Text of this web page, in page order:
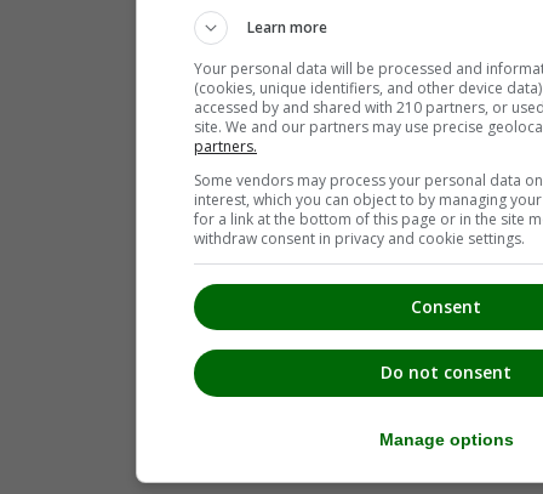
Learn more
Your personal data will be processed and
(cookies, unique identifiers, and other device
accessed by and shared with 210 partners, or
site. We and our partners may use precise
partners.
Some vendors may process your personal data
interest, which you can object to by managing
for a link at the bottom of this page or in the site
withdraw consent in privacy and cookie settings.
Consent
Do not consent
Manage options